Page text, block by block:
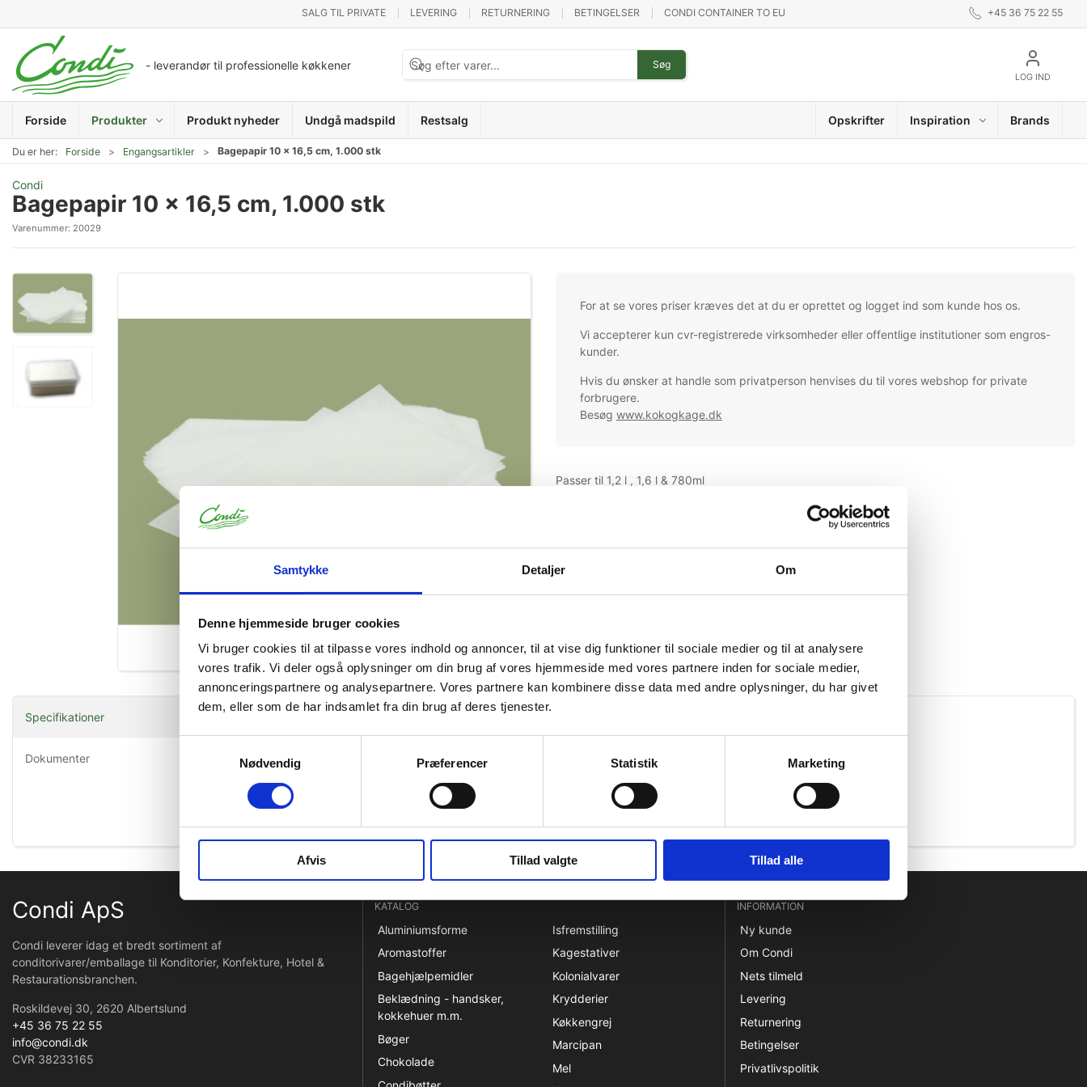
Samtykke Detaljer Om
Denne hjemmeside bruger cookies
Vi bruger cookies til at tilpasse vores indhold og annoncer, til at vise dig funktioner til sociale medier og til at analysere
vores trafik. Vi deler også oplysninger om din brug af vores hjemmeside med vores partnere inden for sociale medier,
annonceringspartnere og analysepartnere. Vores partnere kan kombinere disse data med andre oplysninger, du har givet
dem, eller som de har indsamlet fra din brug af deres tjenester.
Nødvendig
Præferencer Statistik Marketing
Afvis Tillad valgte Tillad alle
SALG TIL PRIVATE LEVERING RETURNERING BETINGELSER CONDI CONTAINER TO EU +45 36 75 22 55
- leverandør til professionelle køkkener Søg
LOG IND
Forside Produkter Produkt nyheder Undgå madspild Restsalg Opskrifter Inspiration Brands
Du er her: Forside Engangsartikler Bagepapir 10 x 16,5 cm, 1.000 stk
Condi
Bagepapir 10 x 16,5 cm, 1.000 stk
Varenummer: 20029
Forstør
For at se vores priser kræves det at du er oprettet og logget ind som kunde hos os.
Vi accepterer kun cvr-registrerede virksomheder eller offentlige institutioner som engros-
kunder.
Hvis du ønsker at handle som privatperson henvises du til vores webshop for private
forbrugere.
Besøg www.kokogkage.dk
Passer til 1,2 l , 1,6 l & 780ml
Specifikationer
Dokumenter
Oprindelse: Danmark
5712782200299
48062000
Condi ApS
Condi leverer idag et bredt sortiment af
conditorivarer/emballage til Konditorier, Konfekture, Hotel &
Restaurationsbranchen.
Roskildevej 30, 2620 Albertslund
+45 36 75 22 55
info@condi.dk
CVR 38233165
KATALOG
Aluminiumsforme
Aromastoffer
Bagehjælpemidler
Beklædning - handsker,
kokkehuer m.m.
Bøger
Chokolade
Isfremstilling
Kagestativer
Kolonialvarer
Krydderier
Køkkengrej
Marcipan
Mel
INFORMATION
Ny kunde
Om Condi
Nets tilmeld
Levering
Returnering
Betingelser
Privatlivspolitik